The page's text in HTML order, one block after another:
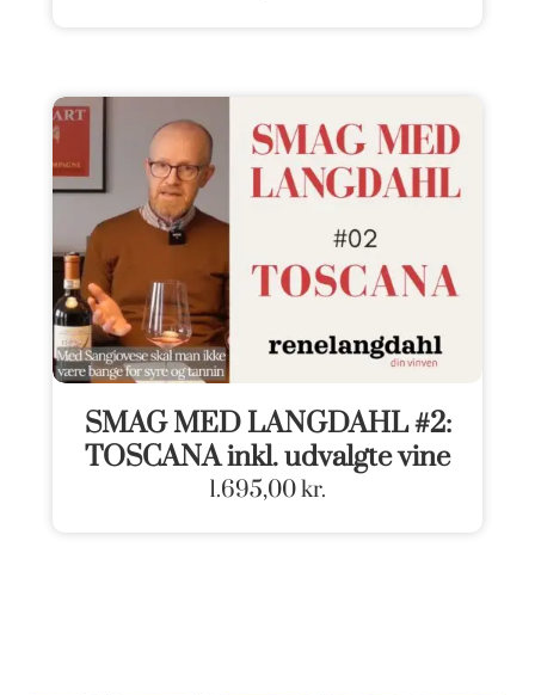
SMAG MED LANGDAHL #2:
TOSCANA inkl. udvalgte vine
1.695,00kr.